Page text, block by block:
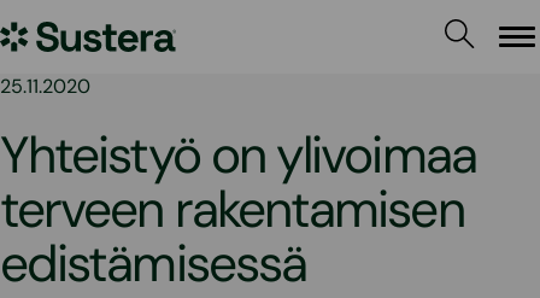
sisältöön
Sustera
25.11.2020
Yhteistyö on ylivoimaa
terveen rakentamisen
edistämisessä